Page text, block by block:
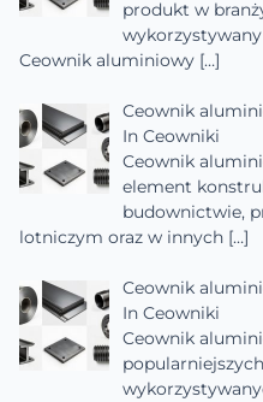
produkt w
Ceownik aluminiowy […]
Ceownik
In Ceowniki
Ceownik
element
budownictwie,
lotniczym oraz w innych […]
Ceownik
In Ceowniki
Ceownik